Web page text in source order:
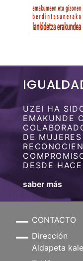
UZEI HA
EMAKUNDE
DE
DESDE
saber más
CONTACTO
Dirección
Aldapeta